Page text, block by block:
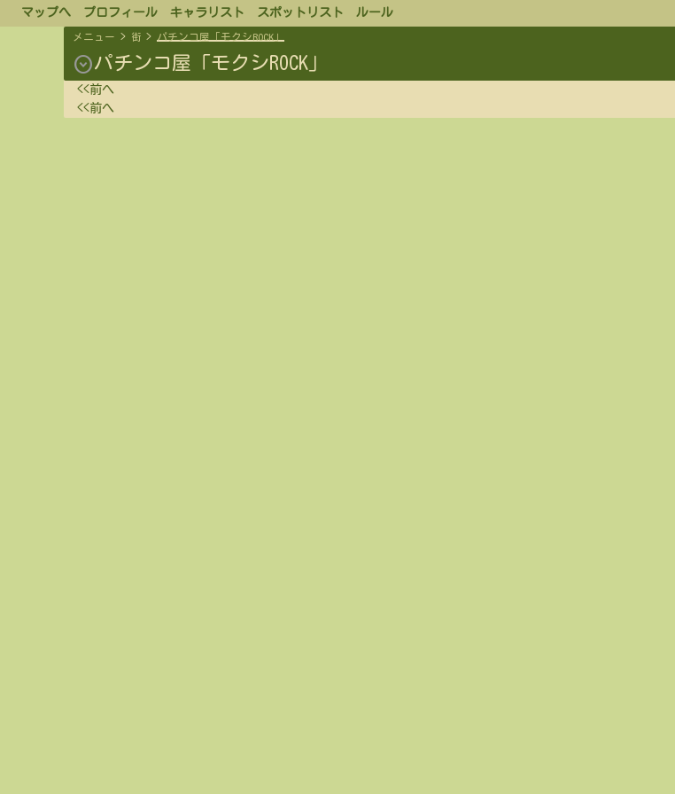
マップへ プロフィール キャラリスト スポットリスト ルール
メニュー > 街 > パチンコ屋「モクシROCK」
expand_circle_downパチンコ屋「モクシROCK」
<<前へ
<<前へ